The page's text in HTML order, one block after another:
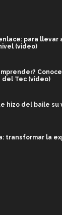
para llevar
(video)
del Tec (video)
hizo del baile su
transformar la